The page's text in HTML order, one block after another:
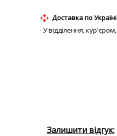
Доставка по
- У відділення,